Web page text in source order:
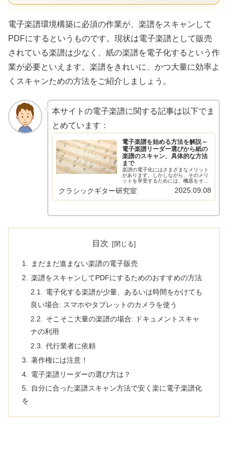
電子楽譜環境構築に必須の作業が、楽譜をスキャンして
PDFにするというものです。現状は電子楽譜として販売
されている楽譜は少なく、紙の楽譜を電子化するという作
業が必要といえます。楽譜をきれいに、かつ大量に効率よ
くスキャンための方法をご紹介しましょう。
本サイトの電子楽譜に関する記事は以下でま
とめています：
電子楽譜を始める方法を解説～
電子楽譜リーダー選びから紙の
楽譜のスキャン、具体的な方法
まで
楽譜の電子化にはさまざまなメリット
があります。しかしながら、そのメリ
ットを享受するためには、機器をそろ
え、紙の楽譜をスキャンしてPDFにす
るなどの作業が必要です。この記事で
クラシックギター研究室 2025.09.08
目次
まだまだ進まない楽譜の電子販売
楽譜をスキャンしてPDFにするためのおすすめの方法
電子化する楽譜が少量、あるいは時間をかけても
良い場合: スマホやタブレットのカメラを使う
そこそこ大量の楽譜の場合: ドキュメントスキャ
ナの利用
代行業者に依頼
著作権には注意！
電子楽譜リーダーの選び方は？
自分に合った楽譜スキャン方法で安く楽に電子楽譜化
を